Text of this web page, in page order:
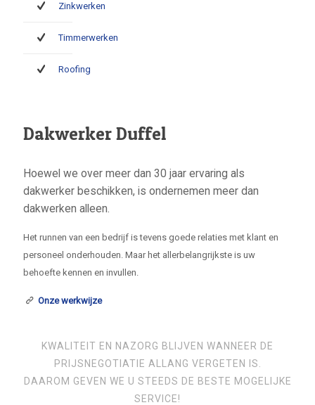
Zinkwerken
Timmerwerken
Roofing
Dakwerker Duffel
Hoewel we over meer dan 30 jaar ervaring als
dakwerker beschikken, is ondernemen meer dan
dakwerken alleen.
Het runnen van een bedrijf is tevens goede relaties met klant en
personeel onderhouden. Maar het allerbelangrijkste is uw
behoefte kennen en invullen.
Onze werkwijze
KWALITEIT EN NAZORG BLIJVEN WANNEER DE
PRIJSNEGOTIATIE ALLANG VERGETEN IS.
DAAROM GEVEN WE U STEEDS DE BESTE MOGELIJKE
SERVICE!